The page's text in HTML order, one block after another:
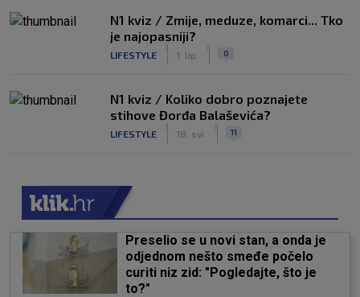
N1 kviz / Zmije, meduze, komarci... Tko
je najopasniji?
LIFESTYLE 1. lip. 0
N1 kviz / Koliko dobro poznajete
stihove Đorđa Balaševića?
LIFESTYLE 18. svi. 11
Preselio se u novi stan, a onda je
odjednom nešto smeđe počelo
curiti niz zid: "Pogledajte, što je
to?"